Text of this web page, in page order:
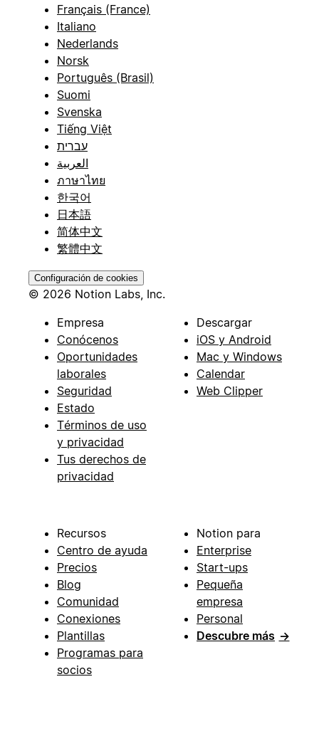
Français (France)
Italiano
Nederlands
Norsk
Português (Brasil)
Suomi
Svenska
Tiếng Việt
עברית
العربية
ภาษาไทย
한국어
日本語
简体中文
繁體中文
Configuración de cookies
© 2026 Notion Labs, Inc.
Empresa
Conócenos
Oportunidades
laborales
Seguridad
Estado
Términos de uso
y privacidad
Tus derechos de
privacidad
Descargar
iOS y Android
Mac y Windows
Calendar
Web Clipper
Recursos
Centro de ayuda
Precios
Blog
Comunidad
Conexiones
Plantillas
Programas para
socios
Notion para
Enterprise
Start-ups
Pequeña
empresa
Personal
Descubre más →